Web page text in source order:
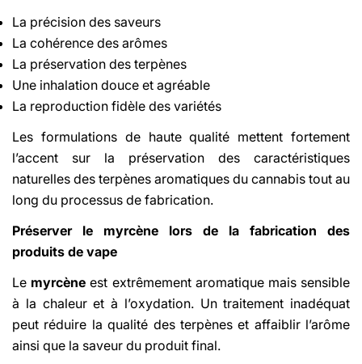
La précision des saveurs
La cohérence des arômes
La préservation des terpènes
Une inhalation douce et agréable
La reproduction fidèle des variétés
Les formulations de haute qualité mettent fortement
l’accent sur la préservation des caractéristiques
naturelles des terpènes aromatiques du cannabis tout au
long du processus de fabrication.
Préserver le myrcène lors de la fabrication des
produits de vape
Le myrcène est extrêmement aromatique mais sensible
à la chaleur et à l’oxydation. Un traitement inadéquat
peut réduire la qualité des terpènes et affaiblir l’arôme
ainsi que la saveur du produit final.